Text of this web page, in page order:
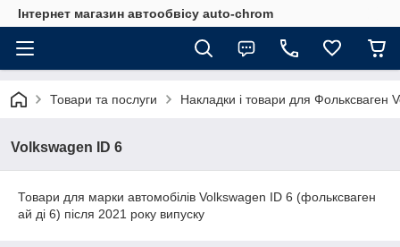
Інтернет магазин автообвісу auto-chrom
Товари та послуги Накладки і товари для Фольксваген
Volkswagen ID 6
Товари для марки автомобілів Volkswagen ID 6 (фольксваген
ай ді 6) після 2021 року випуску